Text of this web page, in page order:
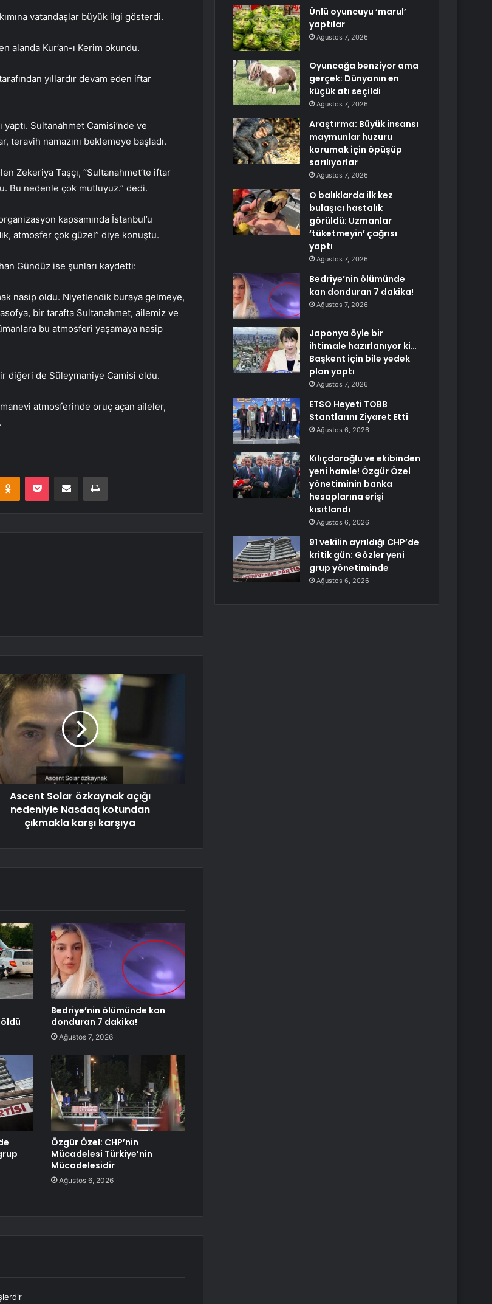
vatandaşlar büyük ilgi gösterdi.
alanda Kur’an-ı Kerim okundu.
yıllardır devam eden iftar
yaptı. Sultanahmet Camisi’nde ve
teravih namazını beklemeye başladı.
Zekeriya Taşçı, “Sultanahmet’te iftar
Bu nedenle çok mutluyuz.” dedi.
kapsamında İstanbul’u
atmosfer çok güzel” diye konuştu.
Gündüz ise şunları kaydetti:
nasip oldu. Niyetlendik buraya gelmeye,
bir tarafta Sultanahmet, ailemiz ve
bu atmosferi yaşamaya nasip
diğeri de Süleymaniye Camisi oldu.
atmosferinde oruç açan aileler,
Odnoklassniki
Pocket E-Posta ile paylaş Yazdır
Ascent Solar özkaynak açığı
nedeniyle Nasdaq kotundan
çıkmakla karşı karşıya
Bedriye’nin ölümünde kan
donduran 7 dakika!
Ağustos 7, 2026
Özgür Özel: CHP’nin
Mücadelesi Türkiye’nin
Mücadelesidir
Ağustos 6, 2026
Ünlü oyuncuyu ‘marul’
yaptılar
Ağustos 7, 2026
Oyuncağa benziyor ama
gerçek: Dünyanın en
küçük atı seçildi
Ağustos 7, 2026
Araştırma: Büyük insansı
maymunlar huzuru
korumak için öpüşüp
sarılıyorlar
Ağustos 7, 2026
O balıklarda ilk kez
bulaşıcı hastalık
görüldü: Uzmanlar
‘tüketmeyin’ çağrısı
yaptı
Ağustos 7, 2026
Bedriye’nin ölümünde
kan donduran 7 dakika!
Ağustos 7, 2026
Japonya öyle bir
ihtimale hazırlanıyor ki…
Başkent için bile yedek
plan yaptı
Ağustos 7, 2026
ETSO Heyeti TOBB
Stantlarını Ziyaret Etti
Ağustos 6, 2026
Kılıçdaroğlu ve ekibinden
yeni hamle! Özgür Özel
yönetiminin banka
hesaplarına erişi
kısıtlandı
Ağustos 6, 2026
91 vekilin ayrıldığı CHP’de
kritik gün: Gözler yeni
grup yönetiminde
Ağustos 6, 2026